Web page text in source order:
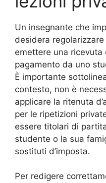
Un insegnante che
desidera
emettere una ricevuta
pagamento da uno
È importante
contesto, non è
applicare la ritenuta
per le ripetizioni
essere titolari di
studente o la sua
sostituti d’imposta.
Per redigere